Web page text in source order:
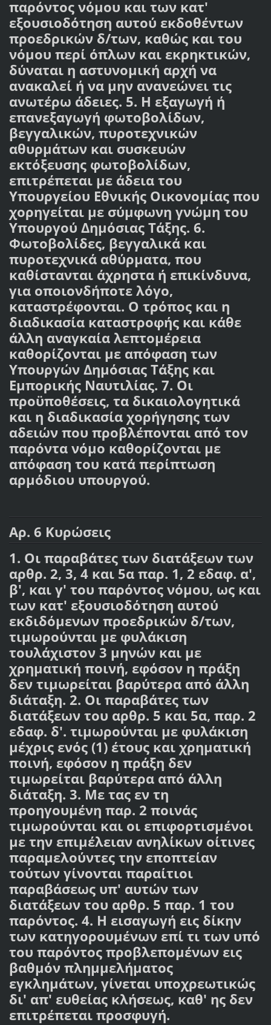
παρόντος νόμου και των κατ'
εξουσιοδότηση αυτού εκδοθέντων
προεδρικών δ/των, καθώς και του
νόμου περί όπλων και εκρηκτικών,
δύναται η αστυνομική αρχή να
ανακαλεί ή να μην ανανεώνει τις
ανωτέρω άδειες. 5. Η εξαγωγή ή
επανεξαγωγή φωτοβολίδων,
βεγγαλικών, πυροτεχνικών
αθυρμάτων και συσκευών
εκτόξευσης φωτοβολίδων,
επιτρέπεται με άδεια του
Υπουργείου Εθνικής Οικονομίας που
χορηγείται με σύμφωνη γνώμη του
Υπουργού Δημόσιας Τάξης. 6.
Φωτοβολίδες, βεγγαλικά και
πυροτεχνικά αθύρματα, που
καθίστανται άχρηστα ή επικίνδυνα,
για οποιονδήποτε λόγο,
καταστρέφονται. Ο τρόπος και η
διαδικασία καταστροφής και κάθε
άλλη αναγκαία λεπτομέρεια
καθορίζονται με απόφαση των
Υπουργών Δημόσιας Τάξης και
Εμπορικής Ναυτιλίας. 7. Οι
προϋποθέσεις, τα δικαιολογητικά
και η διαδικασία χορήγησης των
αδειών που προβλέπονται από τον
παρόντα νόμο καθορίζονται με
απόφαση του κατά περίπτωση
αρμόδιου υπουργού.
Αρ. 6 Κυρώσεις
1. Οι παραβάτες των διατάξεων των
αρθρ. 2, 3, 4 και 5α παρ. 1, 2 εδαφ. α',
β', και γ' του παρόντος νόμου, ως και
των κατ' εξουσιοδότηση αυτού
εκδιδόμενων προεδρικών δ/των,
τιμωρούνται με φυλάκιση
τουλάχιστον 3 μηνών και με
χρηματική ποινή, εφόσον η πράξη
δεν τιμωρείται βαρύτερα από άλλη
διάταξη. 2. Οι παραβάτες των
διατάξεων του αρθρ. 5 και 5α, παρ. 2
εδαφ. δ'. τιμωρούνται με φυλάκιση
μέχρις ενός (1) έτους και χρηματική
ποινή, εφόσον η πράξη δεν
τιμωρείται βαρύτερα από άλλη
διάταξη. 3. Με τας εν τη
προηγουμένη παρ. 2 ποινάς
τιμωρούνται και οι επιφορτισμένοι
με την επιμέλειαν ανηλίκων οίτινες
παραμελούντες την εποπτείαν
τούτων γίνονται παραίτιοι
παραβάσεως υπ' αυτών των
διατάξεων του αρθρ. 5 παρ. 1 του
παρόντος. 4. Η εισαγωγή εις δίκην
των κατηγορουμένων επί τι των υπό
του παρόντος προβλεπομένων εις
βαθμόν πλημμελήματος
εγκλημάτων, γίνεται υποχρεωτικώς
δι' απ' ευθείας κλήσεως, καθ' ης δεν
επιτρέπεται προσφυγή.